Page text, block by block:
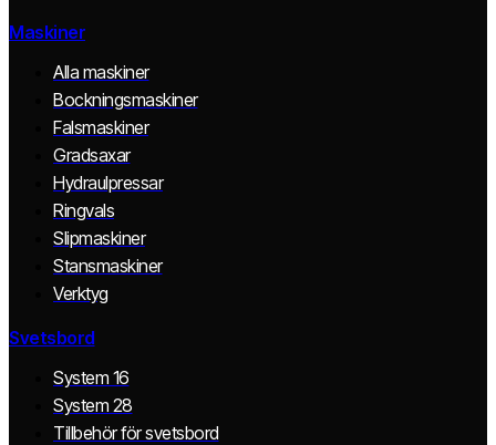
Maskiner
Alla maskiner
Bockningsmaskiner
Falsmaskiner
Gradsaxar
Hydraulpressar
Ringvals
Slipmaskiner
Stansmaskiner
Verktyg
Svetsbord
System 16
System 28
Tillbehör för svetsbord